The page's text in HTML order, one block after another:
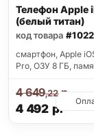
Телефон Apple
(белый титан)
код товара
смартфон, Apple
Pro, ОЗУ 8 ГБ,
4 492 р.
4 649,22р.